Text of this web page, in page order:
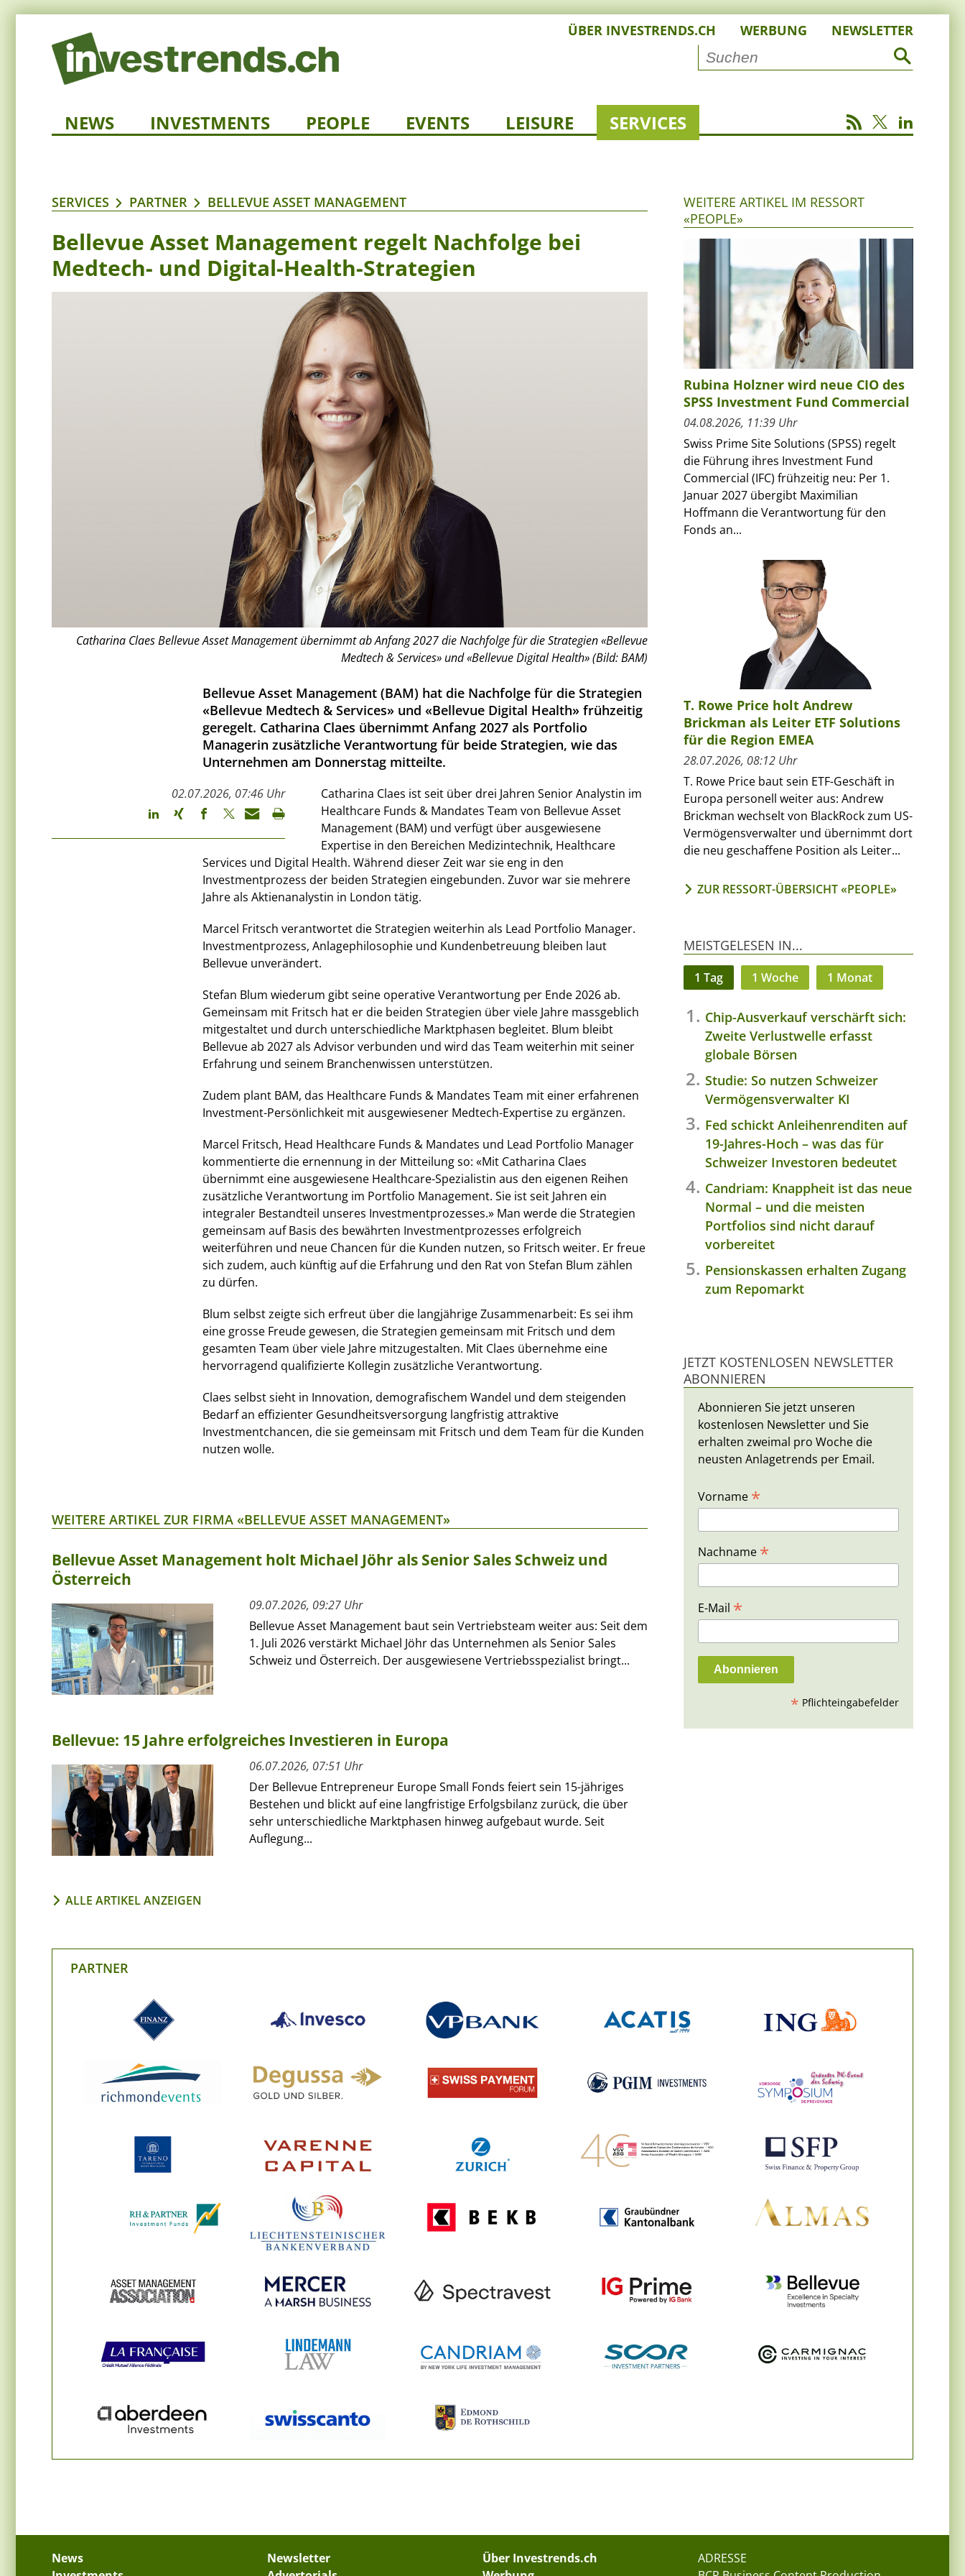
ÜBER INVESTRENDS.CH WERBUNG NEWSLETTER
NEWS INVESTMENTS PEOPLE EVENTS LEISURE SERVICES
SERVICES PARTNER BELLEVUE ASSET MANAGEMENT
Bellevue Asset Management regelt Nachfolge bei
Medtech- und Digital-Health-Strategien
Catharina Claes Bellevue Asset Management übernimmt ab Anfang 2027 die Nachfolge für die Strategien «Bellevue
Medtech & Services» und «Bellevue Digital Health» (Bild: BAM)
Bellevue Asset Management (BAM) hat die Nachfolge für die Strategien
«Bellevue Medtech & Services» und «Bellevue Digital Health» frühzeitig
geregelt. Catharina Claes übernimmt Anfang 2027 als Portfolio
Managerin zusätzliche Verantwortung für beide Strategien, wie das
Unternehmen am Donnerstag mitteilte.
02.07.2026, 07:46 Uhr
Catharina Claes ist seit über drei Jahren Senior Analystin im
Healthcare Funds & Mandates Team von Bellevue Asset
Management (BAM) und verfügt über ausgewiesene
Expertise in den Bereichen Medizintechnik, Healthcare
Services und Digital Health. Während dieser Zeit war sie eng in den
Investmentprozess der beiden Strategien eingebunden. Zuvor war sie mehrere
Jahre als Aktienanalystin in London tätig.
Marcel Fritsch verantwortet die Strategien weiterhin als Lead Portfolio Manager.
Investmentprozess, Anlagephilosophie und Kundenbetreuung bleiben laut
Bellevue unverändert.
Stefan Blum wiederum gibt seine operative Verantwortung per Ende 2026 ab.
Gemeinsam mit Fritsch hat er die beiden Strategien über viele Jahre massgeblich
mitgestaltet und durch unterschiedliche Marktphasen begleitet. Blum bleibt
Bellevue ab 2027 als Advisor verbunden und wird das Team weiterhin mit seiner
Erfahrung und seinem Branchenwissen unterstützen.
Zudem plant BAM, das Healthcare Funds & Mandates Team mit einer erfahrenen
Investment-Persönlichkeit mit ausgewiesener Medtech-Expertise zu ergänzen.
Marcel Fritsch, Head Healthcare Funds & Mandates und Lead Portfolio Manager
kommentierte die ernennung in der Mitteilung so: «Mit Catharina Claes
übernimmt eine ausgewiesene Healthcare-Spezialistin aus den eigenen Reihen
zusätzliche Verantwortung im Portfolio Management. Sie ist seit Jahren ein
integraler Bestandteil unseres Investmentprozesses.» Man werde die Strategien
gemeinsam auf Basis des bewährten Investmentprozesses erfolgreich
weiterführen und neue Chancen für die Kunden nutzen, so Fritsch weiter. Er freue
sich zudem, auch künftig auf die Erfahrung und den Rat von Stefan Blum zählen
zu dürfen.
Blum selbst zeigte sich erfreut über die langjährige Zusammenarbeit: Es sei ihm
eine grosse Freude gewesen, die Strategien gemeinsam mit Fritsch und dem
gesamten Team über viele Jahre mitzugestalten. Mit Claes übernehme eine
hervorragend qualifizierte Kollegin zusätzliche Verantwortung.
Claes selbst sieht in Innovation, demografischem Wandel und dem steigenden
Bedarf an effizienter Gesundheitsversorgung langfristig attraktive
Investmentchancen, die sie gemeinsam mit Fritsch und dem Team für die Kunden
nutzen wolle.
WEITERE ARTIKEL ZUR FIRMA «BELLEVUE ASSET MANAGEMENT»
Bellevue Asset Management holt Michael Jöhr als Senior Sales Schweiz und
Österreich
09.07.2026, 09:27 Uhr
Bellevue Asset Management baut sein Vertriebsteam weiter aus: Seit dem
1. Juli 2026 verstärkt Michael Jöhr das Unternehmen als Senior Sales
Schweiz und Österreich. Der ausgewiesene Vertriebsspezialist bringt...
Bellevue: 15 Jahre erfolgreiches Investieren in Europa
06.07.2026, 07:51 Uhr
Der Bellevue Entrepreneur Europe Small Fonds feiert sein 15-jähriges
Bestehen und blickt auf eine langfristige Erfolgsbilanz zurück, die über
sehr unterschiedliche Marktphasen hinweg aufgebaut wurde. Seit
Auflegung...
ALLE ARTIKEL ANZEIGEN
WEITERE ARTIKEL IM RESSORT
«PEOPLE»
Rubina Holzner wird neue CIO des
SPSS Investment Fund Commercial
04.08.2026, 11:39 Uhr
Swiss Prime Site Solutions (SPSS) regelt
die Führung ihres Investment Fund
Commercial (IFC) frühzeitig neu: Per 1.
Januar 2027 übergibt Maximilian
Hoffmann die Verantwortung für den
Fonds an...
T. Rowe Price holt Andrew
Brickman als Leiter ETF Solutions
für die Region EMEA
28.07.2026, 08:12 Uhr
T. Rowe Price baut sein ETF-Geschäft in
Europa personell weiter aus: Andrew
Brickman wechselt von BlackRock zum US-
Vermögensverwalter und übernimmt dort
die neu geschaffene Position als Leiter...
ZUR RESSORT-ÜBERSICHT «PEOPLE»
MEISTGELESEN IN...
1 Tag 1 Woche 1 Monat
Chip-Ausverkauf verschärft sich:
Zweite Verlustwelle erfasst
globale Börsen
Studie: So nutzen Schweizer
Vermögensverwalter KI
Fed schickt Anleihenrenditen auf
19-Jahres-Hoch – was das für
Schweizer Investoren bedeutet
Candriam: Knappheit ist das neue
Normal – und die meisten
Portfolios sind nicht darauf
vorbereitet
Pensionskassen erhalten Zugang
zum Repomarkt
JETZT KOSTENLOSEN NEWSLETTER
ABONNIEREN
Abonnieren Sie jetzt unseren
kostenlosen Newsletter und Sie
erhalten zweimal pro Woche die
neusten Anlagetrends per Email.
Vorname *
Nachname *
E-Mail *
* Pflichteingabefelder
PARTNER
News
Newsletter
Über Investrends.ch
ADRESSE